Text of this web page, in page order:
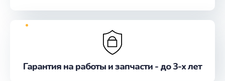
Гарантия на работы и запчасти - до 3-х лет